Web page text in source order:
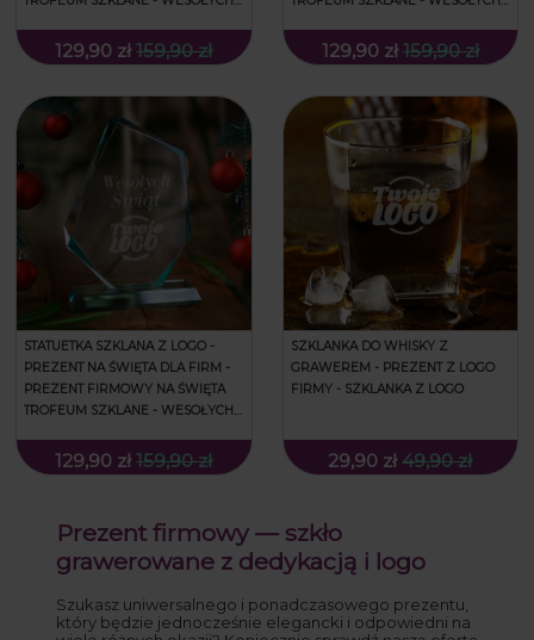
129,90 zł 159,90 zł 129,90 zł 159,90 zł
STATUETKA SZKLANA Z LOGO -
PREZENT NA ŚWIĘTA DLA FIRM -
PREZENT FIRMOWY NA ŚWIĘTA
TROFEUM SZKLANE - WESOŁYCH
129,90 zł 159,90 zł
SZKLANKA DO WHISKY Z
GRAWEREM - PREZENT Z LOGO
FIRMY - SZKLANKA Z LOGO
29,90 zł 49,90 zł
Prezent firmowy — szkło
grawerowane z dedykacją i logo
Szukasz uniwersalnego i ponadczasowego prezentu,
który będzie jednocześnie elegancki i odpowiedni na